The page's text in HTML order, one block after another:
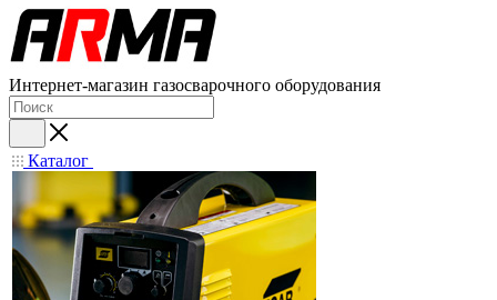
Интернет-магазин газосварочного оборудования
Каталог